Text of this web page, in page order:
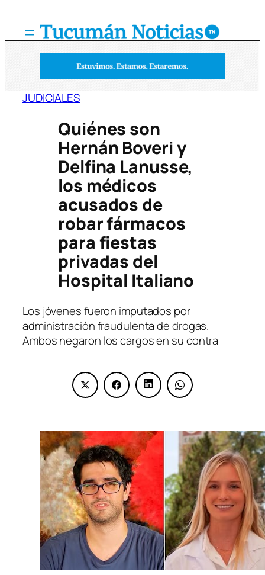
JUDICIALES
Quiénes son
Hernán Boveri y
Delfina Lanusse,
los médicos
acusados de
robar fármacos
para fiestas
privadas del
Hospital Italiano
Los jóvenes fueron imputados por
administración fraudulenta de drogas.
Ambos negaron los cargos en su contra